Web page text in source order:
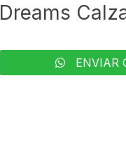
Dreams
ENVIAR